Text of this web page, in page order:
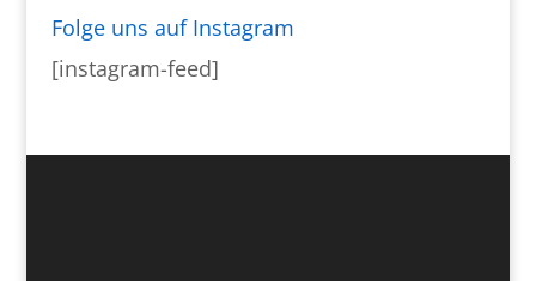
Folge uns auf Instagram
[instagram-feed]